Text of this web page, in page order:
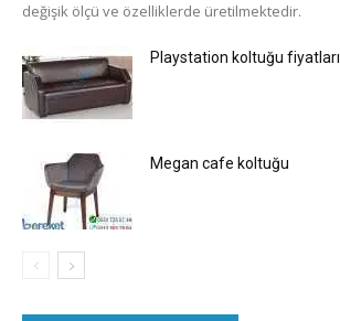
değişik ölçü ve özelliklerde üretilmektedir.
Playstation koltuğu fiyatları
Megan cafe koltuğu